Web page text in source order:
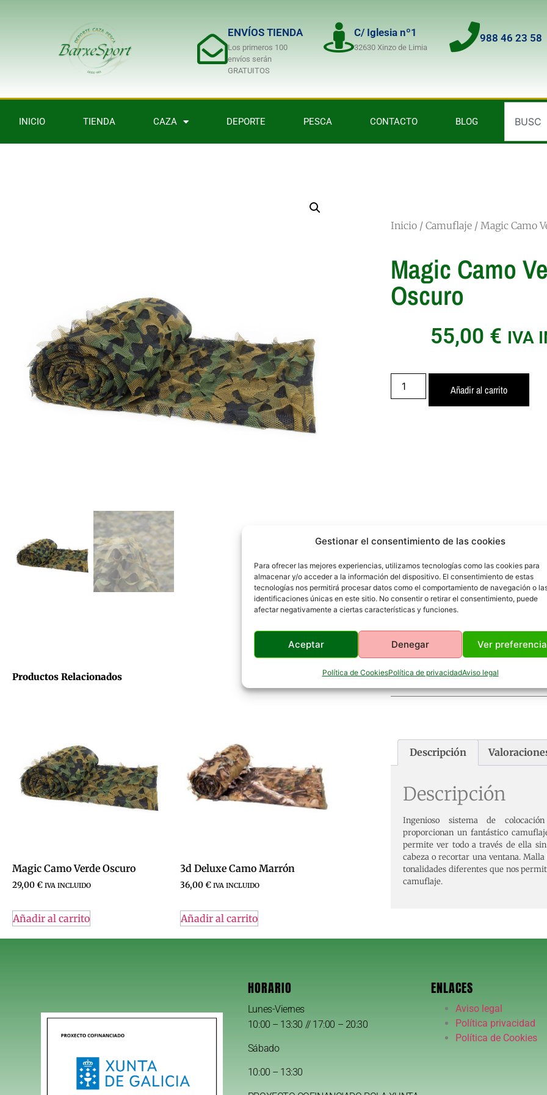
Gestionar el consentimiento de las cookies
Para ofrecer las mejores experiencias, utilizamos tecnologías como las cookies para
almacenar y/o acceder a la información del dispositivo. El consentimiento de estas
tecnologías nos permitirá procesar datos como el comportamiento de navegación o
identificaciones únicas en este sitio. No consentir o retirar el consentimiento, puede
afectar negativamente a ciertas características y funciones.
Aceptar Denegar Ver
Política de CookiesPolítica de privacidadAviso legal
ENVÍOS TIENDA
Los primeros 100
envíos serán
GRATUITOS
C/ Iglesia nº1
32630 Xinzo de Limia
988 46 23 58
INICIO TIENDA CAZA DEPORTE PESCA CONTACTO BLOG
Inicio / Camuflaje / Magic Camo
Magic Camo
Oscuro
55,00 € IVA
Añadir al carrito
Productos Relacionados
Magic Camo Verde Oscuro
29,00€ IVA INCLUIDO
Añadir al carrito
3d Deluxe Camo Marrón
36,00€ IVA INCLUIDO
Añadir al carrito
Magic Camo Verde Oscuro
Descripción
Descripción
Ingenioso sistema de
proporcionan un fantástico
permite ver todo a través de ella
cabeza o recortar una ventana.
tonalidades diferentes que nos
camuflaje.
HORARIO
Lunes-Viernes
10:00 – 13:30 // 17:00 – 20:30
Sábado
10:00 – 13:30
ENLACES
Aviso legal
Política privacidad
Política de Cookies